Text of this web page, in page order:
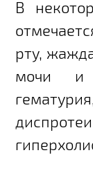
В
рту,
мочи и